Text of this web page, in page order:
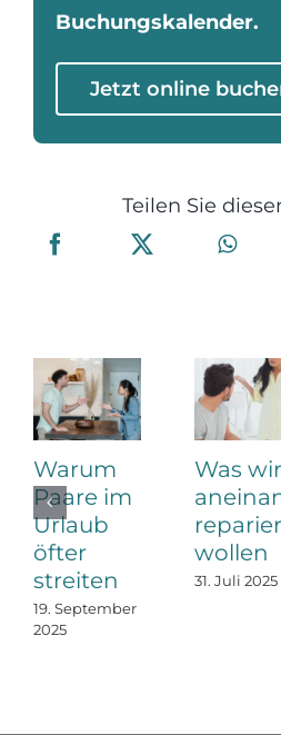
Buchungskalender.
Jetzt online
Teilen Sie
Warum
Paare im
Urlaub
öfter
streiten
19. September
2025
Was wir
wollen
31. Juli 2025